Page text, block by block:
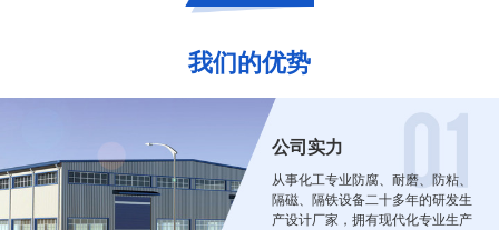
我们的优势
公司实力
从事化工专业防腐、耐磨、防粘、
隔磁、隔铁设备二十多年的研发生
产设计厂家，拥有现代化专业生产